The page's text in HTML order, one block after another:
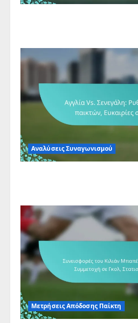
Αναλύσεις Συναγωνισμού
Μετρήσεις Απόδοσης Παίκτη